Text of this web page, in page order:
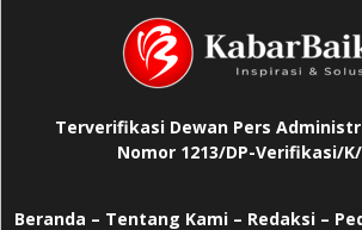
Terverifikasi Dewan Pers
Nomor 1213/DP-Verifikasi/
Beranda – Tentang Kami – Redaksi –